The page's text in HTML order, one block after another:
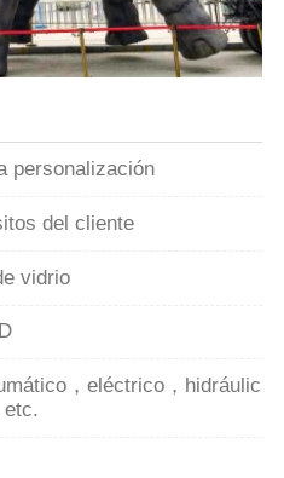
personalización
del cliente
vidrio
，eléctrico，hidráulic
etc.